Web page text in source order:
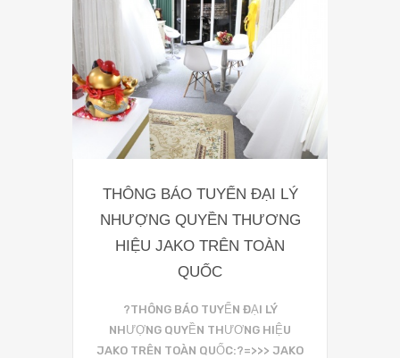
THÔNG BÁO TUYỂN ĐẠI LÝ
NHƯỢNG QUYỀN THƯƠNG
HIỆU JAKO TRÊN TOÀN
QUỐC
?THÔNG BÁO TUYỂN ĐẠI LÝ
NHƯỢNG QUYỀN THƯƠNG HIỆU
JAKO TRÊN TOÀN QUỐC:?=>>> JAKO